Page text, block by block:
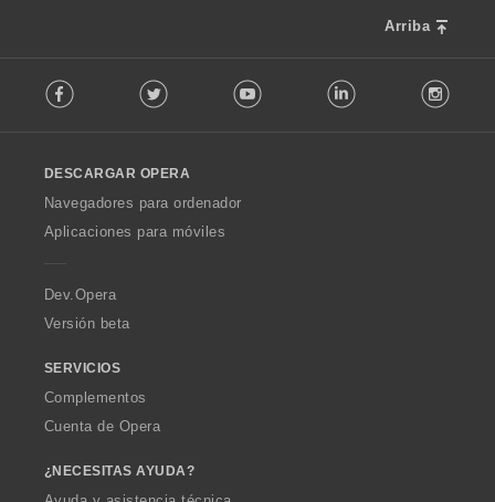
Arriba
o
w
O
p
a
Facebook Twitter Youtube LinkedIn
DESCARGAR OPERA
Navegadores para ordenador
Aplicaciones para móviles
Dev.Opera
Versión beta
SERVICIOS
Complementos
Cuenta de Opera
¿NECESITAS AYUDA?